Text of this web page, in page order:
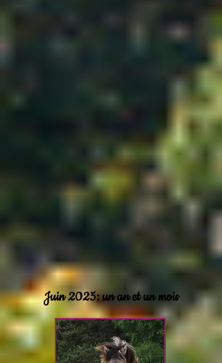
Juin 2025: un an et un mois